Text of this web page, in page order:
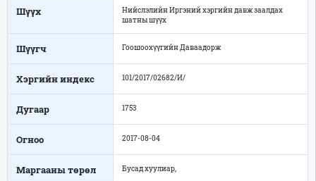
Шүүх
Нийслэлийн Иргэний хэргийн давж заалдах
шатны шүүх
Шүүгч Гоошоохүүгийн Даваадорж
Хэргийн индекс 101/2017/02682/И/
Дугаар 1753
Огноо 2017-08-04
Маргааны төрөл Бусад хуулиар,